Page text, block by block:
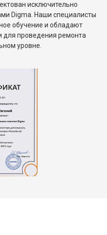
исключительно
Digma. Наши специалисты
обучение и обладают
проведения ремонта
уровне.